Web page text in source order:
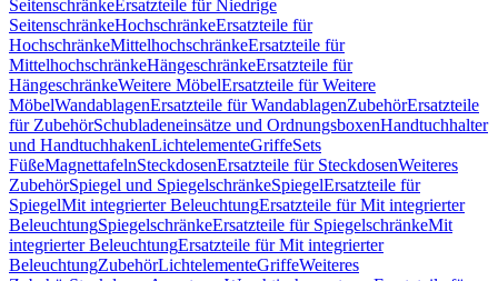
SeitenschränkeErsatzteile für Niedrige
SeitenschränkeHochschränkeErsatzteile für
HochschränkeMittelhochschränkeErsatzteile für
MittelhochschränkeHängeschränkeErsatzteile für
HängeschränkeWeitere MöbelErsatzteile für Weitere
MöbelWandablagenErsatzteile für WandablagenZubehörErsatzteile
für ZubehörSchubladeneinsätze und OrdnungsboxenHandtuchhalter
und HandtuchhakenLichtelementeGriffeSets
FüßeMagnettafelnSteckdosenErsatzteile für SteckdosenWeiteres
ZubehörSpiegel und SpiegelschränkeSpiegelErsatzteile für
SpiegelMit integrierter BeleuchtungErsatzteile für Mit integrierter
BeleuchtungSpiegelschränkeErsatzteile für SpiegelschränkeMit
integrierter BeleuchtungErsatzteile für Mit integrierter
BeleuchtungZubehörLichtelementeGriffeWeiteres